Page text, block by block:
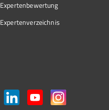
Expertenbewertung
Expertenverzeichnis